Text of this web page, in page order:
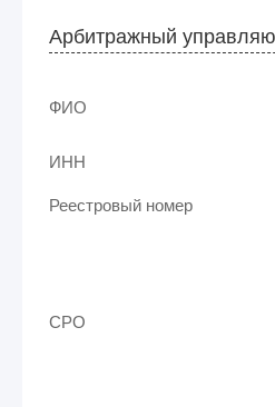
Арбитражный
ФИО
ИНН
Реестровый номер
СРО